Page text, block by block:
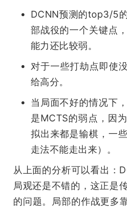
DCNN预测的top3/5
部战役的一个关键点
能力还比较弱。
对于一些打劫点即使
给高分。
当局面不好的情况下
是MCTS的弱点，因
拟出来都是输棋，一
走法不能走出来）。
从上面的分析可以看出：
局观还是不错的，这正是
的问题。局部的作战更多